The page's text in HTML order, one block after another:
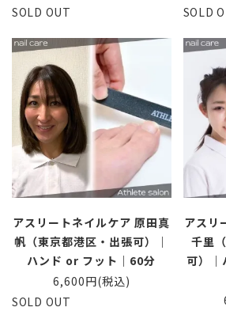
SOLD OUT
SOLD
アスリートネイルケア 原田真
帆（東京都港区・出張可）｜
ハンド or フット｜60分
6,600円(税込)
SOLD OUT
アスリ
千里
可）